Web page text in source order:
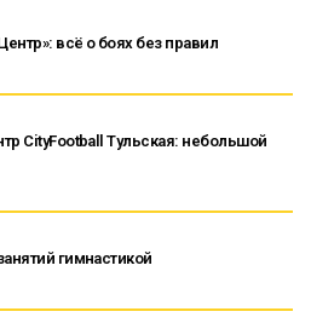
всё о боях без правил
CityFootball Тульская: небольшой
гимнастикой